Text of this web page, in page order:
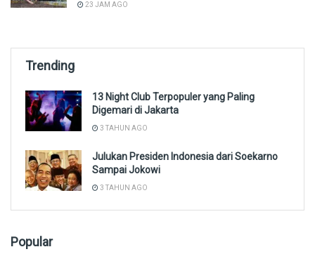
23 JAM AGO
Trending
13 Night Club Terpopuler yang Paling
Digemari di Jakarta
3 TAHUN AGO
Julukan Presiden Indonesia dari Soekarno
Sampai Jokowi
3 TAHUN AGO
Popular